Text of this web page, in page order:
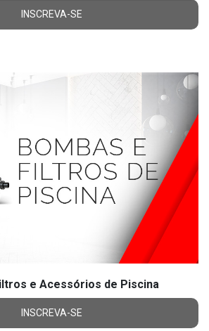
INSCREVA-SE
e Acessórios de Piscina
INSCREVA-SE